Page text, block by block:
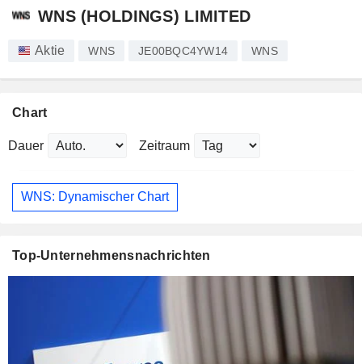
WNS (HOLDINGS) LIMITED
Aktie WNS JE00BQC4YW14 WNS
Chart
Dauer Zeitraum
WNS: Dynamischer Chart
Top-Unternehmensnachrichten